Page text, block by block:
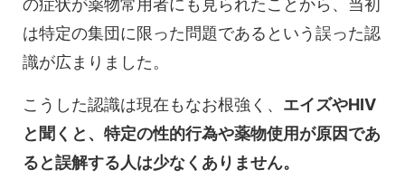
の症状が薬物常用者にも見られたことから、当初
は特定の集団に限った問題であるという誤った認
識が広まりました。
こうした認識は現在もなお根強く、 エイズやHIV
と聞くと、特定の性的行為や薬物使用が原因であ
ると誤解する人は少なくありません。